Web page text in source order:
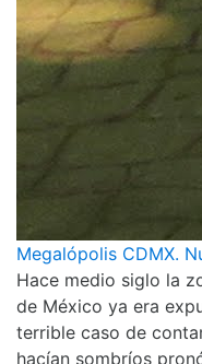
Megalópolis CDMX.
Hace medio siglo la
de México ya era
terrible caso de
hacían sombríos